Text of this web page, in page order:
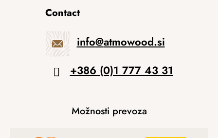
Contact
info@atmowood.si
+386 (0)1 777 43 31
Možnosti prevoza